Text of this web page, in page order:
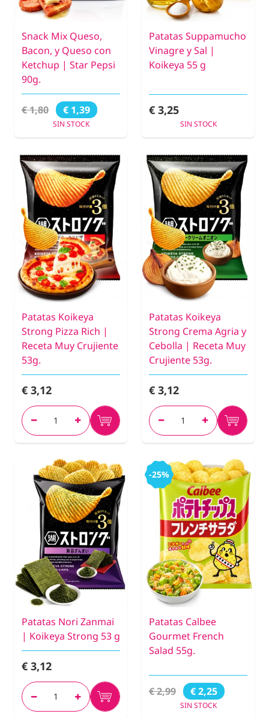
Snack Mix Queso,
Bacon, y Queso con
Ketchup | Star Pepsi
90g.
€ 1,80 € 1,39
SIN STOCK
Patatas Suppamucho
Vinagre y Sal |
Koikeya 55 g
€ 3,25
SIN STOCK
Patatas Koikeya
Strong Pizza Rich |
Receta Muy Crujiente
53g.
€ 3,12
Patatas Koikeya
Strong Crema Agria y
Cebolla | Receta Muy
Crujiente 53g.
€ 3,12
Patatas Nori Zanmai
| Koikeya Strong 53 g
€ 3,12
-25%
Patatas Calbee
Gourmet French
Salad 55g.
€ 2,99 € 2,25
SIN STOCK